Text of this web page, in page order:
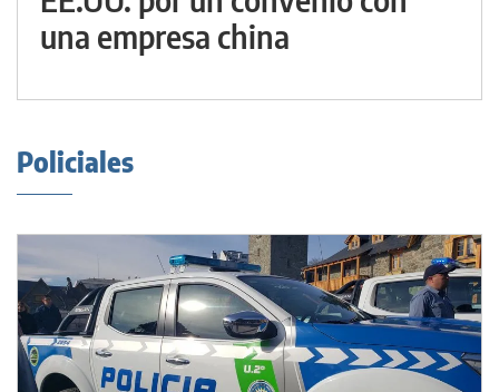
una empresa china
Policiales